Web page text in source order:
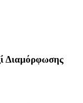
Διαμόρφωσης